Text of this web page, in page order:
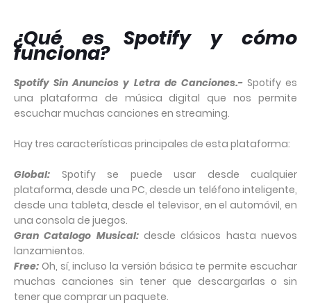
¿Qué es Spotify y cómo
funciona?
Spotify Sin Anuncios y Letra de Canciones.- Spotify es
una plataforma de música digital que nos permite
escuchar muchas canciones en streaming.
Hay tres características principales de esta plataforma:
Global: Spotify se puede usar desde cualquier
plataforma, desde una PC, desde un teléfono inteligente,
desde una tableta, desde el televisor, en el automóvil, en
una consola de juegos.
Gran Catalogo Musical:desde clásicos hasta nuevos
lanzamientos.
Free: Oh, sí, incluso la versión básica te permite escuchar
muchas canciones sin tener que descargarlas o sin
tener que comprar un paquete.